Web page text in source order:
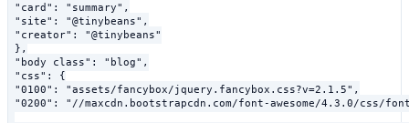
"card": "summary",
"site": "@tinybeans",
"creator": "@tinybeans"
},
"body_class": "blog",
"css": {
"0100": "assets/fancybox/jquery.fancybox.css?v=2.1.5",
"0200": "//maxcdn.bootstrapcdn.com/font-awesome/4.3.0/css/